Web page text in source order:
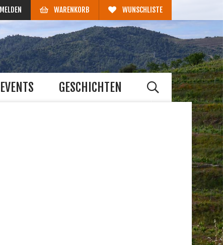
WARENKORB WUNSCHLISTE
EVENTS GESCHICHTEN